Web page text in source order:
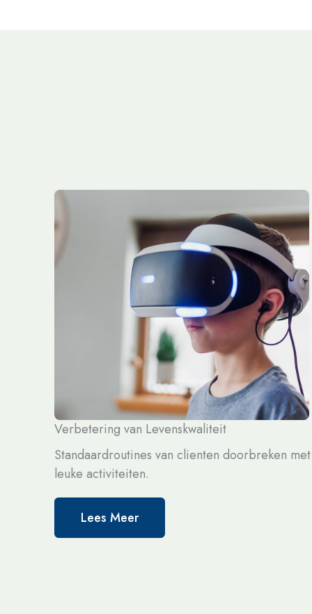
Verbetering van Levenskwaliteit
Standaardroutines van clienten doorbreken met
leuke activiteiten.
Lees Meer